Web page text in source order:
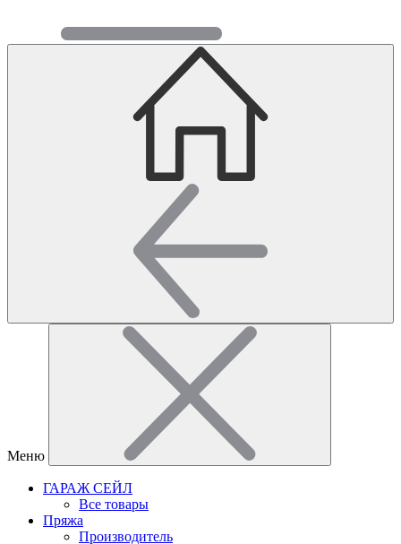
Меню
ГАРАЖ СЕЙЛ
Все товары
Пряжа
Производитель